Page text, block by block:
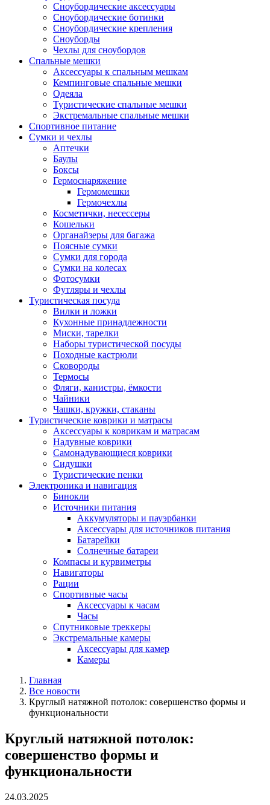
Сноубордические аксессуары
Сноубордические ботинки
Сноубордические крепления
Сноуборды
Чехлы для сноубордов
Спальные мешки
Аксессуары к спальным мешкам
Кемпинговые спальные мешки
Одеяла
Туристические спальные мешки
Экстремальные спальные мешки
Спортивное питание
Сумки и чехлы
Аптечки
Баулы
Боксы
Гермоснаряжение
Гермомешки
Гермочехлы
Косметички, несессеры
Кошельки
Органайзеры для багажа
Поясные сумки
Сумки для города
Сумки на колесах
Фотосумки
Футляры и чехлы
Туристическая посуда
Вилки и ложки
Кухонные принадлежности
Миски, тарелки
Наборы туристической посуды
Походные кастрюли
Сковороды
Термосы
Фляги, канистры, ёмкости
Чайники
Чашки, кружки, стаканы
Туристические коврики и матрасы
Аксессуары к коврикам и матрасам
Надувные коврики
Самонадувающиеся коврики
Сидушки
Туристические пенки
Электроника и навигация
Бинокли
Источники питания
Аккумуляторы и пауэрбанки
Аксессуары для источников питания
Батарейки
Солнечные батареи
Компасы и курвиметры
Навигаторы
Рации
Спортивные часы
Аксессуары к часам
Часы
Спутниковые треккеры
Экстремальные камеры
Аксессуары для камер
Камеры
Главная
Все новости
Круглый натяжной потолок: совершенство формы и
функциональности
Круглый натяжной потолок:
совершенство формы и
функциональности
24.03.2025